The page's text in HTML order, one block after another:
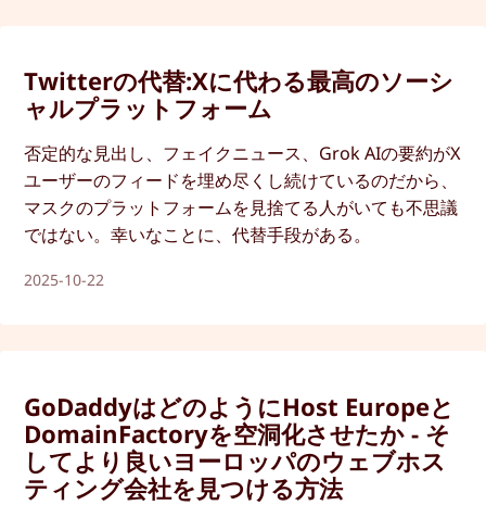
Twitterの代替:Xに代わる最高のソーシ
ャルプラットフォーム
否定的な見出し、フェイクニュース、Grok AIの要約がX
ユーザーのフィードを埋め尽くし続けているのだから、
マスクのプラットフォームを見捨てる人がいても不思議
ではない。幸いなことに、代替手段がある。
2025-10-22
GoDaddyはどのようにHost Europeと
DomainFactoryを空洞化させたか - そ
してより良いヨーロッパのウェブホス
ティング会社を見つける方法